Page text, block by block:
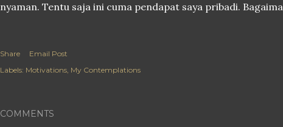
nyaman. Tentu saja ini cuma pendapat saya pribadi.
Share
Email Post
Labels: Motivations My Contemplations
COMMENTS